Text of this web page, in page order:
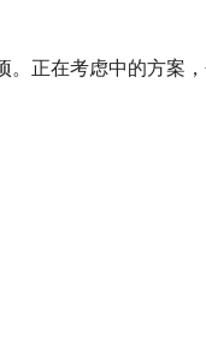
。正在考虑中的方案